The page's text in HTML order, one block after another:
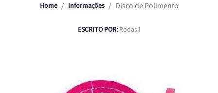
Home / Informações / Disco de Polimento
ESCRITO POR: Rodasil